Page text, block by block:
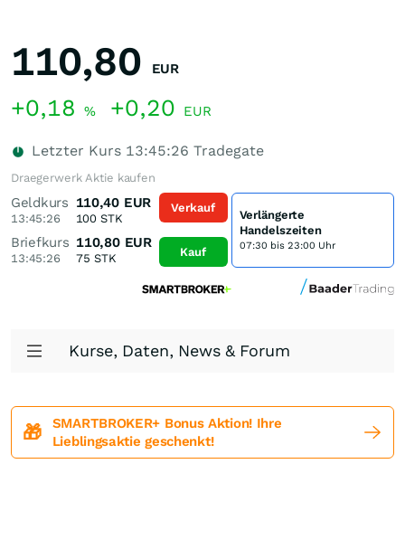
110,80 EUR
+0,18 % +0,20 EUR
Letzter Kurs 13:45:26 Tradegate
Draegerwerk Aktie kaufen
Geldkurs
13:45:26
110,40 EUR
100 STK
Briefkurs
13:45:26
110,80 EUR
75 STK
Verkauf
Kauf
Verlängerte
Handelszeiten
07:30 bis 23:00 Uhr
Kurse, Daten, News & Forum
🎁
SMARTBROKER+ Bonus Aktion! Ihre
Lieblingsaktie geschenkt!